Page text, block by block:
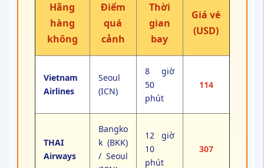
Hãng
hàng
không
Điểm
quá
cảnh
Thời
gian
bay
Giá vé
(USD)
Vietnam
Airlines
Seoul
(ICN)
8 giờ
50
phút
114
THAI
Airways
Bangko
k (BKK)
/ Seoul
12 giờ
10
phút
307